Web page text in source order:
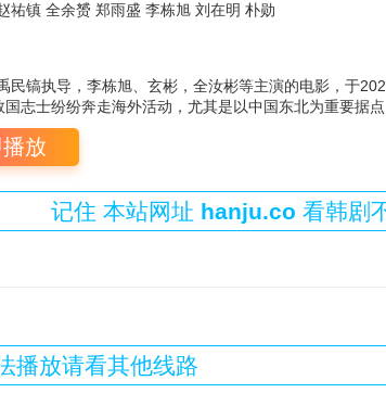
祐镇 全余赟 郑雨盛 李栋旭 刘在明 朴勋
民镐执导，李栋旭、玄彬，全汝彬等主演的电影，于
志士纷纷奔走海外活动，尤其是以中国东北为重要据点
放
记住 本站网址 hanju.co 看韩剧
播放请看其他线路